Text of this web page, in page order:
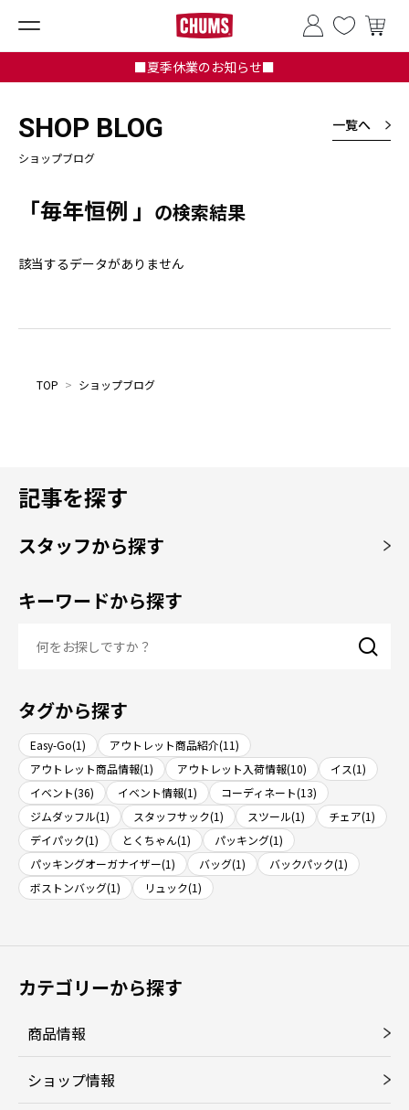
■夏季休業のお知らせ■
SHOP BLOG
ショップブログ
一覧へ
「毎年恒例 」 の検索結果
該当するデータがありません
TOP > ショップブログ
記事を探す
スタッフから探す
キーワードから探す
タグから探す
Easy-Go(1)
アウトレット商品紹介(11)
アウトレット商品情報(1)
アウトレット入荷情報(10)
イス(1)
イベント(36)
イベント情報(1)
コーディネート(13)
ジムダッフル(1)
スタッフサック(1) スツール(1)
チェア(1)
デイパック(1)
とくちゃん(1)
パッキング(1)
パッキングオーガナイザー(1)
バッグ(1)
バックパック(1)
ボストンバッグ(1)
リュック(1)
カテゴリーから探す
商品情報
ショップ情報